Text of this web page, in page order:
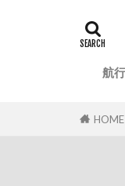
航
HOME